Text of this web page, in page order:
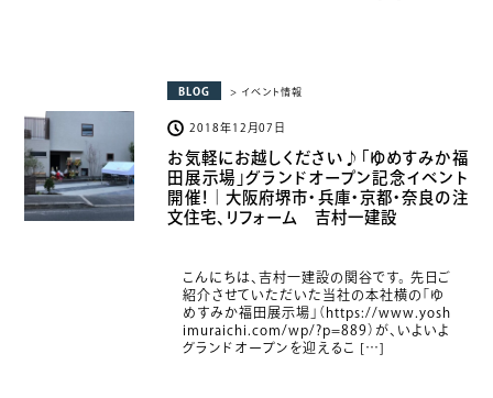
BLOG > イベント情報
2018年12月07日
お気軽にお越しください♪「ゆめすみか福
田展示場」グランドオープン記念イベント
開催！｜大阪府堺市・兵庫・京都・奈良の注
文住宅、リフォーム 吉村一建設
こんにちは、吉村一建設の関谷です。 先日ご
紹介させていただいた当社の本社横の「ゆ
めすみか福田展示場」（https://www.yosh
imuraichi.com/wp/?p=889）が、いよいよ
グランドオープンを迎えるこ […]